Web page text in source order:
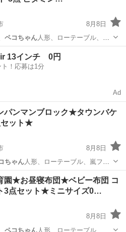
8月8日
ペコちゃん人形、ローテーブル、嵐
13インチ 0円
！応募は1分
Ad
パンマンブロック★タウンバケ
セット★
8月8日
ちゃん人形、ローテーブル、嵐フォ
園★お昼寝布団★ベビー布団 コ
3点セット★ミニサイズ0…
8月8日
ペコちゃん人形、ローテーブル、嵐